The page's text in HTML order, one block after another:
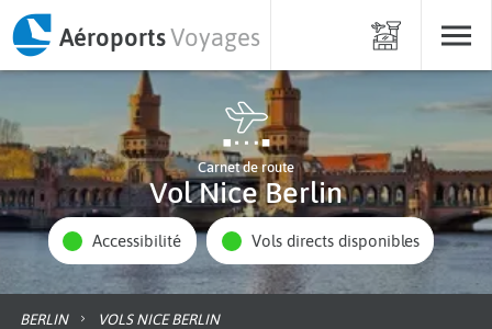
AéroportsVoyages
Carnet de route
Vol Nice Berlin
Accessibilité Vols directs disponibles
BERLIN VOLS NICE BERLIN